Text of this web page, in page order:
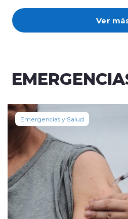
Ver
Emergencias y Salud